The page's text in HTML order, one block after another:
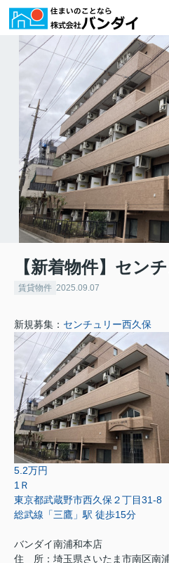
【新着物件】セン
賃貸物件 2025.09.07
新規募集： センチュリー西久保
5.2万円
1Ｒ
東京都武蔵野市西久保２丁目31-8
総武線「三鷹」駅 徒歩15分
バンダイ南浦和本店
住 所：埼玉県さいたま市南区南